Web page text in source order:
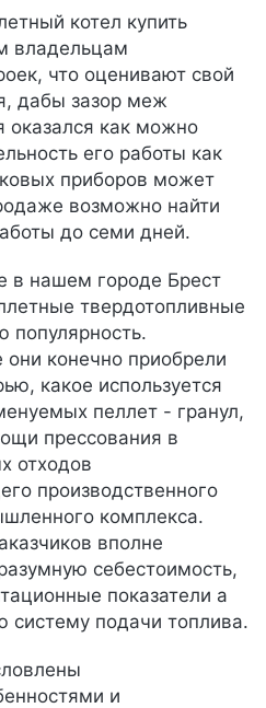
котел купить
владельцам
что оценивают свой
дабы зазор меж
оказался как можно
его работы как
приборов может
возможно найти
до семи дней.
в нашем городе Брест
твердотопливные
популярность.
они конечно приобрели
какое используется
пеллет - гранул,
прессования в
отходов
производственного
комплекса.
вполне
себестоимость,
показатели а
систему подачи топлива.
и